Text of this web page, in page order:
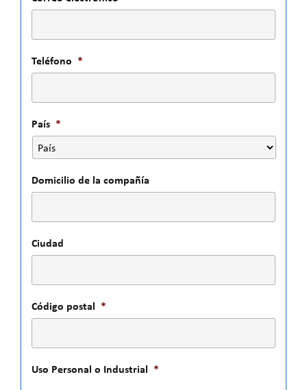
Teléfono *
País *
Domicilio de la compañía
Ciudad
Código postal *
Uso Personal o Industrial *